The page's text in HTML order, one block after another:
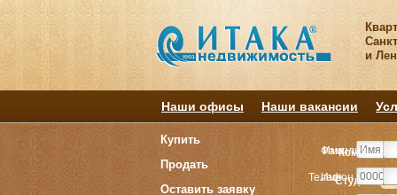
и
Наши офисы Наши вакансии
Купить
Продать
Оставить заявку
Комнату
Студия
Комнату
Студия
Имя
Телефон
Фамилия
Имя